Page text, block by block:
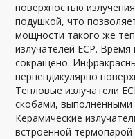
поверхностью
подушкой, что
мощности такого же
излучателей ЕСР. Время
сокращено.
перпендикулярно
Тепловые излучатели
скобами,
Керамические
встроенной термопарой